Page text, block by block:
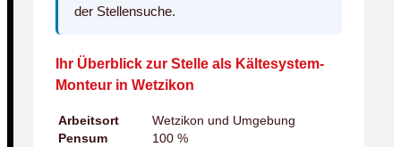
der Stellensuche.
Ihr Überblick zur Stelle als Kältesystem-
Monteur in Wetzikon
Arbeitsort
Wetzikon und Umgebung
Pensum
100 %